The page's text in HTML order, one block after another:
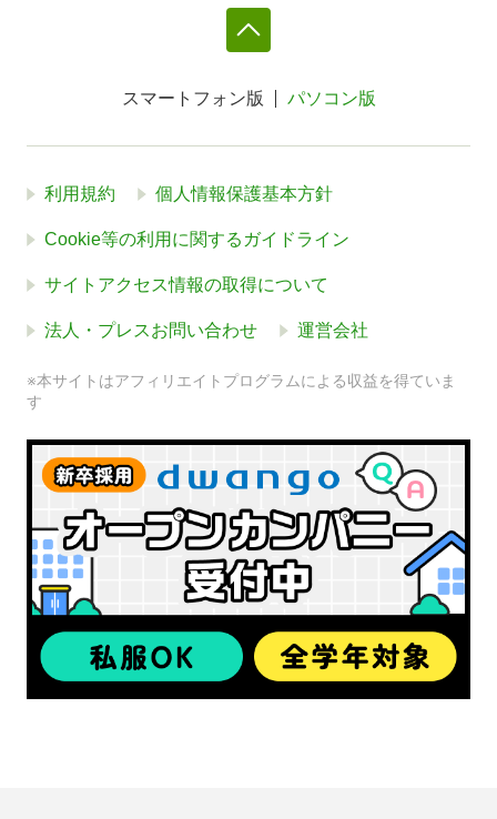
スマートフォン版 パソコン版
利用規約 個人情報保護基本方針
Cookie等の利用に関するガイドライン
サイトアクセス情報の取得について
法人・プレスお問い合わせ 運営会社
※本サイトはアフィリエイトプログラムによる収益を得ていま
す